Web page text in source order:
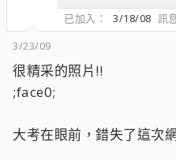
已加入
3/18/08 訊
3/23/09
很精采的照片!!
;face0;
大考在眼前，錯失了這次